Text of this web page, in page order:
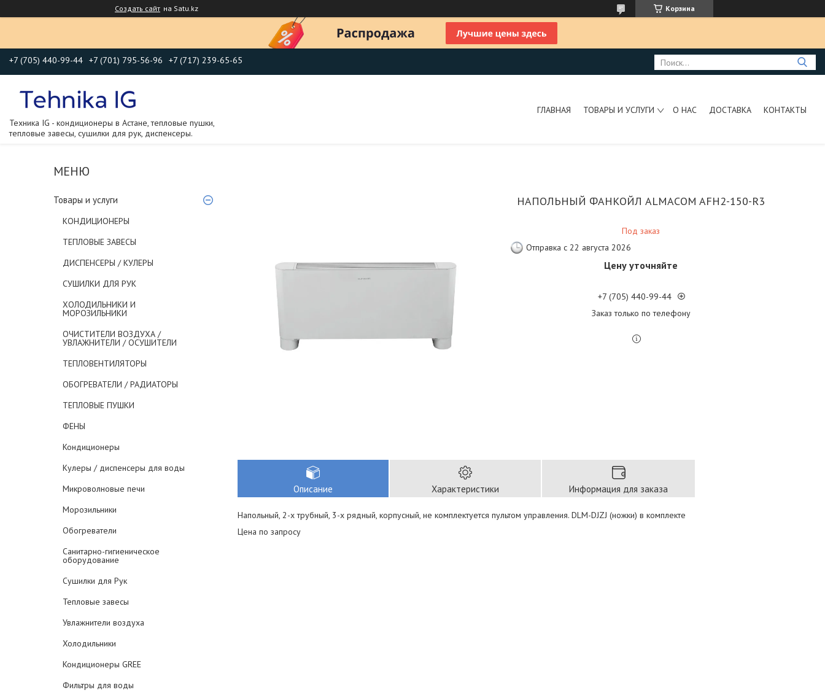
Создать сайт на Satu.kz Корзина
+7 (705) 440-99-44 +7 (701) 795-56-96 +7 (717) 239-65-65
Техника IG - кондиционеры в Астане, тепловые пушки,
тепловые завесы, сушилки для рук, диспенсеры.
ГЛАВНАЯ ТОВАРЫ И УСЛУГИ О НАС ДОСТАВКА КОНТАКТЫ
Товары и услуги
КОНДИЦИОНЕРЫ
ТЕПЛОВЫЕ ЗАВЕСЫ
ДИСПЕНСЕРЫ / КУЛЕРЫ
СУШИЛКИ ДЛЯ РУК
ХОЛОДИЛЬНИКИ И
МОРОЗИЛЬНИКИ
ОЧИСТИТЕЛИ ВОЗДУХА /
УВЛАЖНИТЕЛИ / ОСУШИТЕЛИ
ТЕПЛОВЕНТИЛЯТОРЫ
ОБОГРЕВАТЕЛИ / РАДИАТОРЫ
ТЕПЛОВЫЕ ПУШКИ
ФЕНЫ
Кондиционеры
Кулеры / диспенсеры для воды
Микроволновые печи
Морозильники
Обогреватели
Санитарно-гигиеническое
оборудование
Сушилки для Рук
Тепловые завесы
Увлажнители воздуха
Холодильники
Кондиционеры GREE
Фильтры для воды
НАПОЛЬНЫЙ ФАНКОЙЛ ALMACOM AFH2-150-R3
Под заказ
Отправка с 22 августа 2026
Цену уточняйте
+7 (705) 440-99-44
Заказ только по телефону
Описание Характеристики Информация для заказа
Напольный, 2-х трубный, 3-х рядный, корпусный, не комплектуется пультом управления. DLM-DJZJ (ножки) в комплекте
Цена по запросу